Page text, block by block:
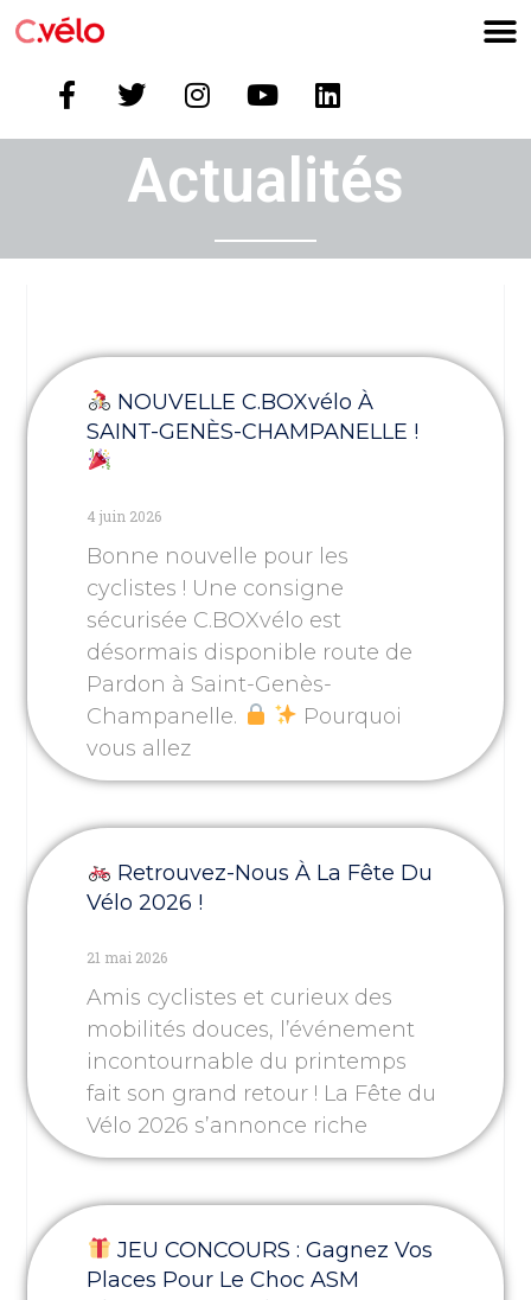
Actualités
NOUVELLE C.BOXvélo À
SAINT-GENÈS-CHAMPANELLE !
4 juin 2026
Bonne nouvelle pour les
cyclistes ! Une consigne
sécurisée C.BOXvélo est
désormais disponible route de
Pardon à Saint-Genès-
Champanelle.
Pourquoi
vous allez
Retrouvez-Nous À La Fête Du
Vélo 2026 !
21 mai 2026
Amis cyclistes et curieux des
mobilités douces, l’événement
incontournable du printemps
fait son grand retour ! La Fête du
Vélo 2026 s’annonce riche
JEU CONCOURS : Gagnez Vos
Places Pour Le Choc ASM